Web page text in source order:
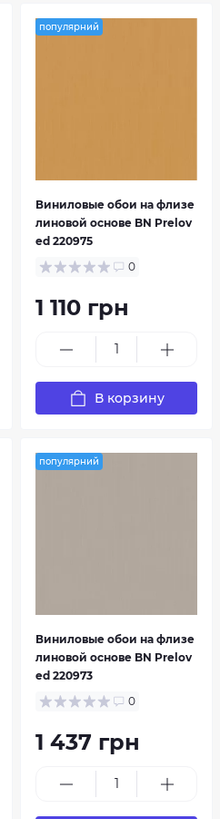
популярний
Виниловые обои на флизе
линовой основе BN Prelov
ed 220975
0
1 110 грн
В корзину
популярний
Виниловые обои на флизе
линовой основе BN Prelov
ed 220973
0
1 437 грн